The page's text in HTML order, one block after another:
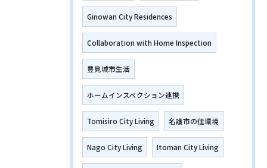
Ginowan City Residences
Collaboration with Home Inspection
豊見城市生活
ホームインスペクション連携
Tomisiro City Living 名護市の住環境
Nago City Living Itoman City Living